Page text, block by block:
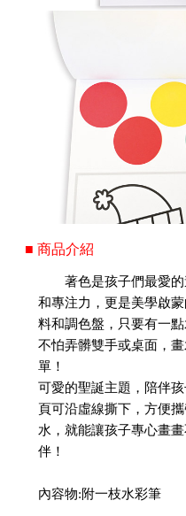
■ 商品介紹
著色是孩子們最愛的
和專注力，更是美學啟
料和調色盤，只要有一
不怕弄髒雙手或桌面，
單！
可愛的聖誕主題，陪伴
頁可沿虛線撕下，方便
水，就能讓孩子專心畫
伴！
內容物:附一枝水彩筆